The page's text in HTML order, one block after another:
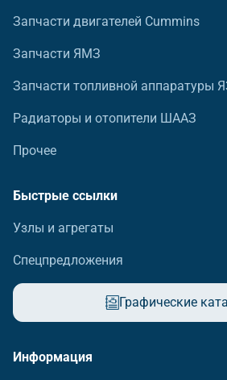
Запчасти двигателей Cummins
Запчасти ЯМЗ
Запчасти топливной аппаратуры
Радиаторы и отопители ШААЗ
Прочее
Быстрые ссылки
Узлы и агрегаты
Спецпредложения
Графические
Информация